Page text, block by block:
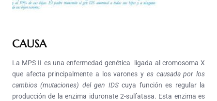
CAUSA
La MPS II es una enfermedad genética ligada al cromosoma X
que afecta principalmente a los varones y es causada por los
cambios (mutaciones) del gen IDScuya función es regular la
producción de la enzima iduronate 2-sulfatasa. Esta enzima es